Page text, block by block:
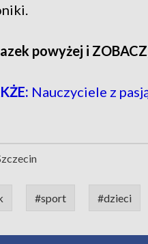
powyżej i
Nauczyciele z
#sport #dzieci